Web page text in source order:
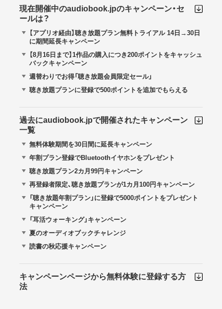
現在開催中のaudiobook.jpのキャンペーン・セ
ールは？
【アプリオ経由】聴き放題プラン無料トライアル 14日→30日
に期間延長キャンペーン
【8月16日まで】1作品の購入につき200ポイントをキャッシュ
バックキャンペーン
週替わりでお得「聴き放題会員限定セール」
聴き放題プランに登録で500ポイントを追加でもらえる
過去にaudiobook.jpで開催されたキャンペーン
一覧
無料体験期間を30日間に延長キャンペーン
年割プラン登録でBluetoothイヤホンをプレゼント
聴き放題プラン2カ月99円キャンペーン
再登録者限定、聴き放題プランが1カ月100円キャンペーン
「聴き放題年割プラン」に登録で5000ポイントをプレゼント
キャンペーン
「耳活ウォーキング」キャンペーン
夏のオーディオブックチャレンジ
読書の秋応援キャンペーン
キャンペーンページから無料体験に登録する方
法